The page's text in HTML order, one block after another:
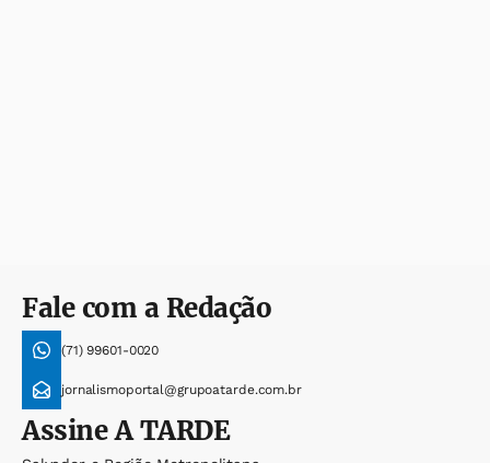
Fale com a Redação
(71) 99601-0020
jornalismoportal@grupoatarde.com.br
AssineA TARDE